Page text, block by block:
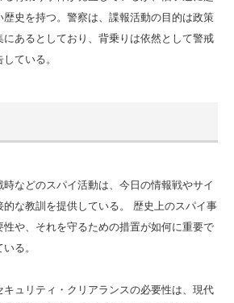
史を持つ。警察は、諜報活動の目的は政策
あるとしており、背乗りは依然として警戒
ている。
などのスパイ活動は、今日の情報戦やサイ
な教訓を提供している。 歴史上のスパイ事
や、それを守るための措置が如何に重要で
る。
キュリティ・クリアランスの必要性は、現代